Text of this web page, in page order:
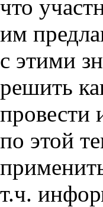
что
им
с этими
решить
провести
по этой
т.ч.